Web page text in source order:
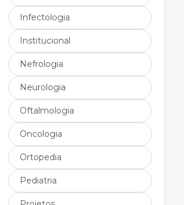
Infectologia
Institucional
Nefrologia
Neurologia
Oftalmologia
Oncologia
Ortopedia
Pediatria